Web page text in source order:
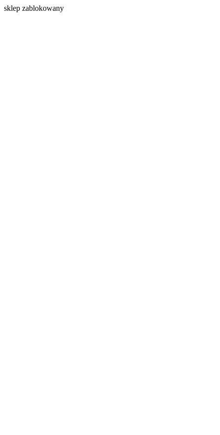
sklep zablokowany